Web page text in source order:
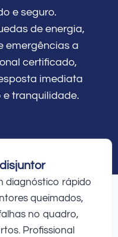
e seguro.
de energia,
emergências a
certificado,
imediata
tranquilidade.
diagnóstico rápido
queimados,
no quadro,
Profissional